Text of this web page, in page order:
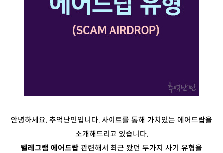
안녕하세요. 추억난민입니다. 사이트를 통해 가치있는 에어드랍을
소개해드리고 있습니다.
텔레그램 에어드랍 관련해서 최근 봤던 두가지 사기 유형을